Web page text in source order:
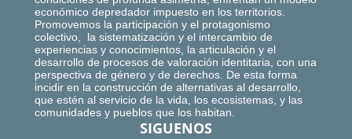
económico depredador impuesto en los territorios.
Promovemos la participación y el protagonismo
colectivo, la sistematización y el intercambio de
experiencias y conocimientos, la articulación y el
desarrollo de procesos de valoración identitaria, con una
perspectiva de género y de derechos. De esta forma
incidir en la construcción de alternativas al desarrollo,
que estén al servicio de la vida, los ecosistemas, y las
comunidades y pueblos que los habitan.
SIGUENOS